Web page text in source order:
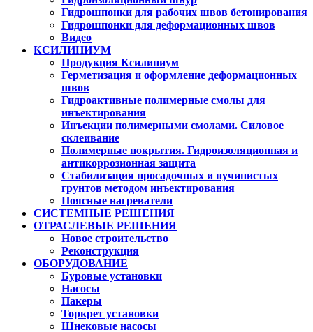
Гидрошпонки для рабочих швов бетонирования
Гидрошпонки для деформационных швов
Видео
КСИЛИНИУМ
Продукция Ксилиниум
Герметизация и оформление деформационных
швов
Гидроактивные полимерные смолы для
инъектирования
Инъекции полимерными смолами. Силовое
склеивание
Полимерные покрытия. Гидроизоляционная и
антикоррозионная защита
Стабилизация просадочных и пучинистых
грунтов методом инъектирования
Поясные нагреватели
СИСТЕМНЫЕ РЕШЕНИЯ
ОТРАСЛЕВЫЕ РЕШЕНИЯ
Новое строительство
Реконструкция
ОБОРУДОВАНИЕ
Буровые установки
Насосы
Пакеры
Торкрет установки
Шнековые насосы